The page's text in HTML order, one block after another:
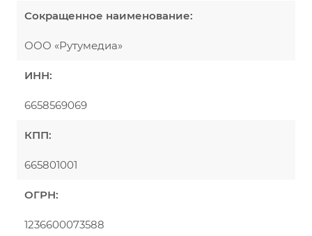
Сокращенное наименование:
ООО «Рутумедиа»
ИНН:
6658569069
КПП:
665801001
ОГРН:
1236600073588